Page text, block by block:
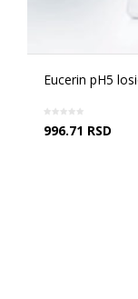
Eucerin pH5
996.71 RSD